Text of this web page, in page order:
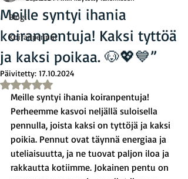
Blogi
Koiranpennut
Meille syntyi ihania
koiranpentuja! Kaksi tyttöä
ja kaksi poikaa. 🐶💖💙”
Päivitetty: 17.10.2024
Arvostelun tähtimäärä: epäluku/5
Meille syntyi ihania koiranpentuja!
Perheemme kasvoi neljällä suloisella
pennulla, joista kaksi on tyttöjä ja kaksi
poikia. Pennut ovat täynnä energiaa ja
uteliaisuutta, ja ne tuovat paljon iloa ja
rakkautta kotiimme. Jokainen pentu on